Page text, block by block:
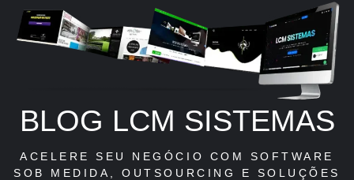
BLOG LCM SISTEMAS
ACELERE SEU NEGÓCIO COM SOFTWARE
SOB MEDIDA, OUTSOURCING E SOLUÇÕES